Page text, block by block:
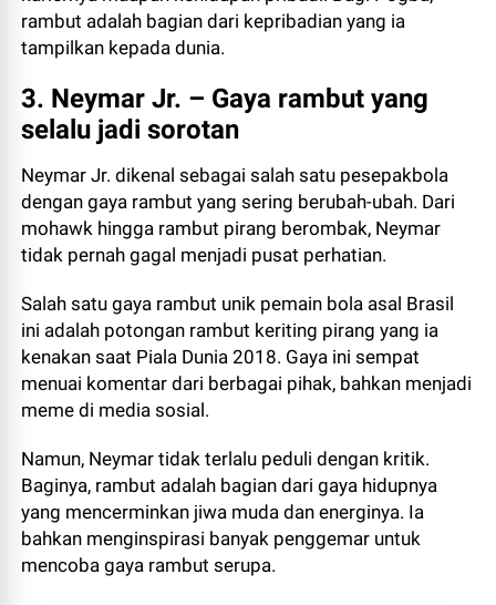
rambut adalah bagian dari kepribadian yang ia
tampilkan kepada dunia.
3. Neymar Jr. – Gaya rambut yang
selalu jadi sorotan
Neymar Jr. dikenal sebagai salah satu pesepakbola
dengan gaya rambut yang sering berubah-ubah. Dari
mohawk hingga rambut pirang berombak, Neymar
tidak pernah gagal menjadi pusat perhatian.
Salah satu gaya rambut unik pemain bola asal Brasil
ini adalah potongan rambut keriting pirang yang ia
kenakan saat Piala Dunia 2018. Gaya ini sempat
menuai komentar dari berbagai pihak, bahkan menjadi
meme di media sosial.
Namun, Neymar tidak terlalu peduli dengan kritik.
Baginya, rambut adalah bagian dari gaya hidupnya
yang mencerminkan jiwa muda dan energinya. Ia
bahkan menginspirasi banyak penggemar untuk
mencoba gaya rambut serupa.